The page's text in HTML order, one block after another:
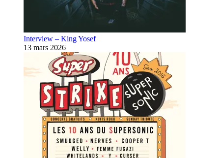
Interview – King Yosef
13 mars 2026